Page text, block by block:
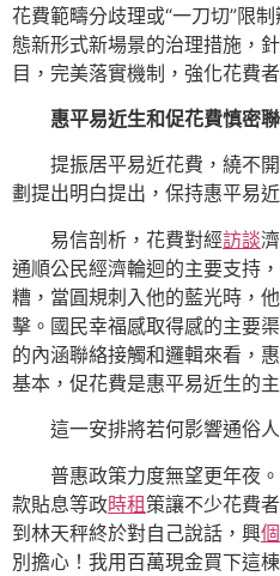
花費範疇分歧理或“一刀切”限
態新形式新場景的治理措施，
目，完美落實機制，強化花費
惠平易近生和促花費慎密
提振居平易近花費，繞不
劃提出明白提出，保持惠平易
易信剖析，花費對經訪談
通順公民經濟輪迴的主要支持
糟，當圓規刺入他的藍光時，
擊。國民幸福感取得感的主要
的內涵聯絡接觸和邏輯來看，
基本，促花費是惠平易近生的
這一安排將若何影響通俗
普惠政策力度無望更年夜
款貼息等政時租策讓不少花費
到林天秤終於對自己說話，興
別擔心！我用百萬現金買下這